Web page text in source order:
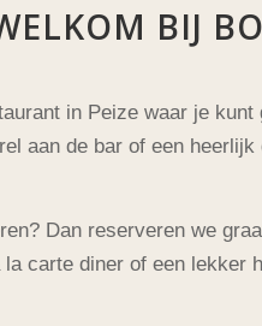
BIJ
in Peize waar je
aan de bar of een
Dan reserveren we
carte diner of een lekker